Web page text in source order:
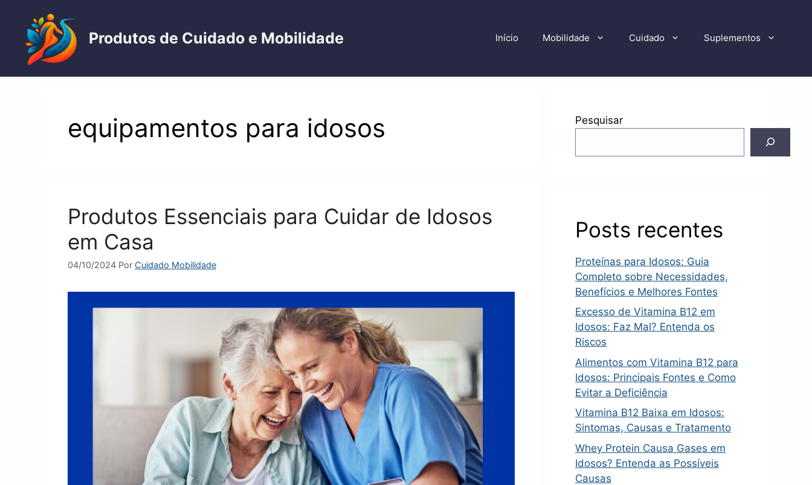
conteúdo
Produtos de Cuidado e Mobilidade Início Mobilidade Cuidado Suplementos
equipamentos para idosos
Produtos Essenciais para Cuidar de Idosos
em Casa
04/10/2024 Por Cuidado Mobilidade
Pesquisar
Posts recentes
Proteínas para Idosos: Guia
Completo sobre Necessidades,
Benefícios e Melhores Fontes
Excesso de Vitamina B12 em
Idosos: Faz Mal? Entenda os
Riscos
Alimentos com Vitamina B12 para
Idosos: Principais Fontes e Como
Evitar a Deficiência
Vitamina B12 Baixa em Idosos:
Sintomas, Causas e Tratamento
Whey Protein Causa Gases em
Idosos? Entenda as Possíveis
Causas